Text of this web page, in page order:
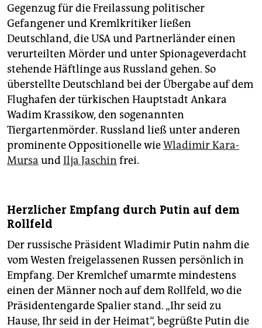
Gegenzug für die Freilassung politischer
Gefangener und Kremlkritiker ließen
Deutschland, die USA und Partnerländer einen
verurteilten Mörder und unter Spionageverdacht
stehende Häftlinge aus Russland gehen. So
überstellte Deutschland bei der Übergabe auf dem
Flughafen der türkischen Hauptstadt Ankara
Wadim Krassikow, den sogenannten
Tiergartenmörder. Russland ließ unter anderen
prominente Oppositionelle wieWladimir Kara-
Mursa undIlja Jaschin frei.
Herzlicher Empfang durch Putin auf dem
Rollfeld
Der russische Präsident Wladimir Putin nahm die
vom Westen freigelassenen Russen persönlich in
Empfang. Der Kremlchef umarmte mindestens
einen der Männer noch auf dem Rollfeld, wo die
Präsidentengarde Spalier stand. „Ihr seid zu
Hause, Ihr seid in der Heimat“, begrüßte Putin die